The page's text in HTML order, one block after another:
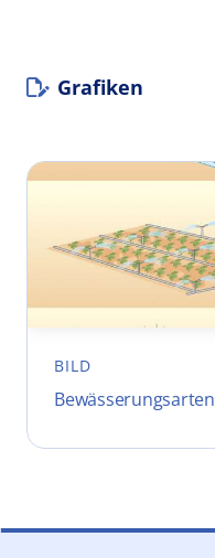
Grafiken
BILD
Bewässerungsarten